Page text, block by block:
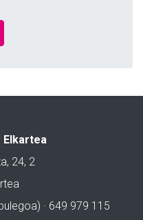
Elkartea
24, 2
· 649 979 115